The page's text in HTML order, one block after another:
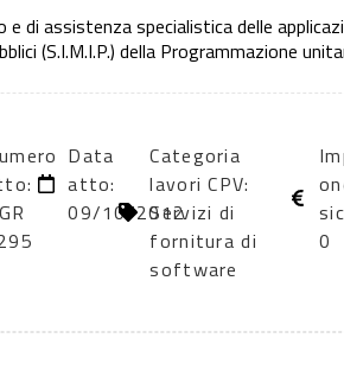
di assistenza specialistica delle
(S.I.M.I.P.) della Programmazione
Data
atto:
09/10/2012
Categoria
lavori CPV:
Servizi di
fornitura di
software
0